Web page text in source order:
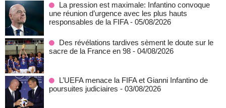
La pression est maximale: Infantino convoque
une réunion d’urgence avec les plus hauts
responsables de la FIFA - 05/08/2026
Des révélations tardives sèment le doute sur le
sacre de la France en 98 - 04/08/2026
L’UEFA menace la FIFA et Gianni Infantino de
poursuites judiciaires - 03/08/2026